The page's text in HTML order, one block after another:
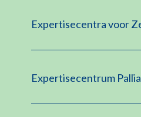
Expertisecentra voor
Expertisecentrum